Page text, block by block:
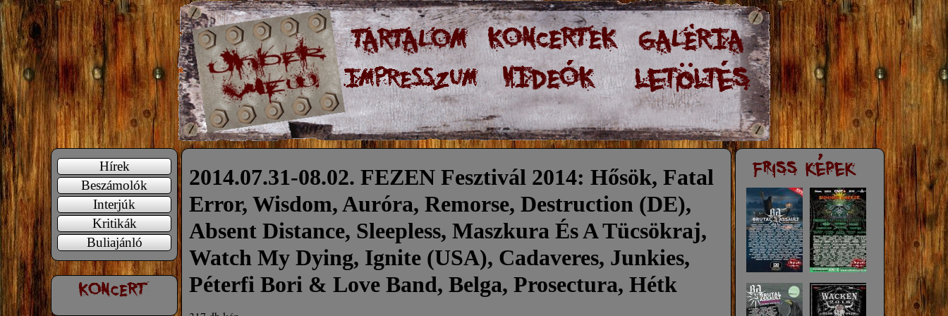
Hírek
Beszámolók
Interjúk
Kritikák
Buliajánló
2014.07.31-08.02. FEZEN Fesztivál 2014: Hősök, Fatal
Error, Wisdom, Auróra, Remorse, Destruction (DE),
Absent Distance, Sleepless, Maszkura És A Tücsökraj,
Watch My Dying, Ignite (USA), Cadaveres, Junkies,
Péterfi Bori & Love Band, Belga, Prosectura, Hétk